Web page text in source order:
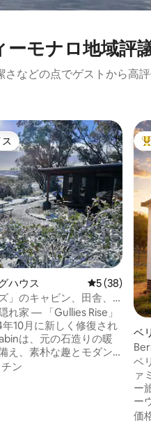
ーモナロ地域評
さなどの点でゲストから高
星の平均評価
ョイスです。
ハウス レビュー38
5 (38)
」のキャビン、田舎、
れ家 — 「Gullies Rise」
は、元の石造りの暖
え、素朴な趣とモダン
ティ、テクノロジーが
ン
ベ
キ
ベ
ァ
ー
ー
シ
価